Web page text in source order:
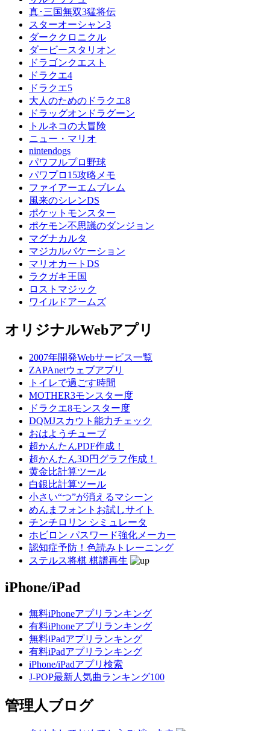
真･三国無双3猛将伝
スターオーシャン3
ダーククロニクル
ダービースタリオン
ドラゴンクエスト
ドラクエ4
ドラクエ5
大人のためのドラクエ8
ドラッグオンドラグーン
トルネコの大冒険
ニュー・マリオ
nintendogs
パワフルプロ野球
パワプロ15攻略メモ
ファイアーエムブレム
風来のシレンDS
ポケットモンスター
ポケモン不思議のダンジョン
マグナカルタ
マジカルバケーション
マリオカートDS
ラクガキ王国
ロストマジック
ワイルドアームズ
オリジナルWebアプリ
2007年開発Webサービス一覧
ZAPAnetウェブアプリ
トイレで過ごす時間
MOTHER3モンスター度
ドラクエ8モンスター度
DQMJスカウト能力チェック
おはようチューブ
超かんたんPDF作成！
超かんたん3D円グラフ作成！
黄金比計算ツール
白銀比計算ツール
小さい“つ”が消えるマシーン
めんまフォントお試しサイト
チンチロリン シミュレータ
ホビロン パスワード強化メーカー
認知症予防！色読みトレーニング
ステルス将棋 棋譜再生
iPhone/iPad
無料iPhoneアプリランキング
有料iPhoneアプリランキング
無料iPadアプリランキング
有料iPadアプリランキング
iPhone/iPadアプリ検索
J-POP最新人気曲ランキング100
管理人ブログ